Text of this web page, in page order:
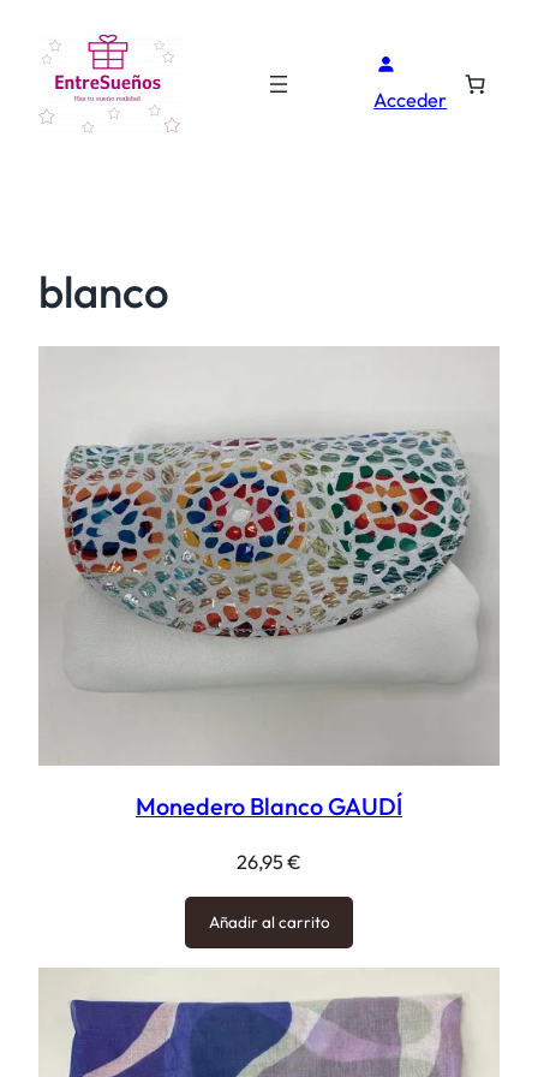
Acceder
blanco
Monedero Blanco GAUDÍ
26,95€
Añadir al carrito